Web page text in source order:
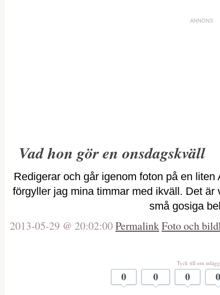
Vad hon gör en onsdagskväll
Redigerar och går igenom foton på en
förgyller jag mina timmar med ikväll. Det
små gosiga
2013-05-29 @ 20:02:00PermalinkFoto och
Tyck till om
0 0 0 0